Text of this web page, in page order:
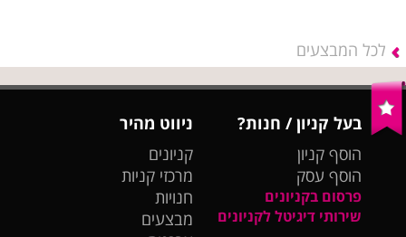
לכל המבצעים
בעל קניון / חנות?
הוסף קניון
הוסף עסק
פרסום בקניונים
שירותי דיגיטל לקניונים
ניווט מהיר
קניונים
מרכזי קניות
חנויות
מבצעים